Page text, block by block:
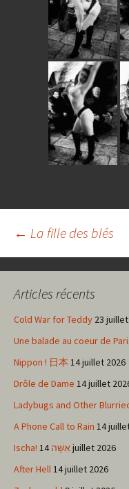
des
articles
← La fille des blés
Articles récents
Cold War for Teddy 23
Une balade au coeur de
Nippon ! 日本 14 juillet 2026
Drôle de Dame 14 juillet
Ladybugs and Other
A Phone Call to Rain 14
Ischa! אִשָּׁה14 juillet 2026
After Hell14 juillet 2026